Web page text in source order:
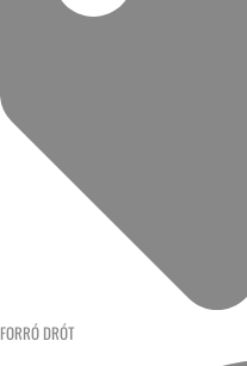
FORRÓ DRÓT